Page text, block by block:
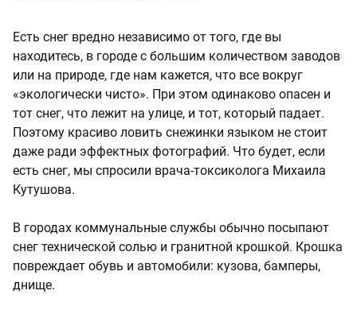
Есть снег вредно независимо от того, где вы
находитесь, в городе с большим количеством заводов
или на природе, где нам кажется, что все вокруг
«экологически чисто». При этом одинаково опасен и
тот снег, что лежит на улице, и тот, который падает.
Поэтому красиво ловить снежинки языком не стоит
даже ради эффектных фотографий. Что будет, если
есть снег, мы спросили врача-токсиколога Михаила
Кутушова.
В городах коммунальные службы обычно посыпают
снег технической солью и гранитной крошкой. Крошка
повреждает обувь и автомобили: кузова, бамперы,
днище.